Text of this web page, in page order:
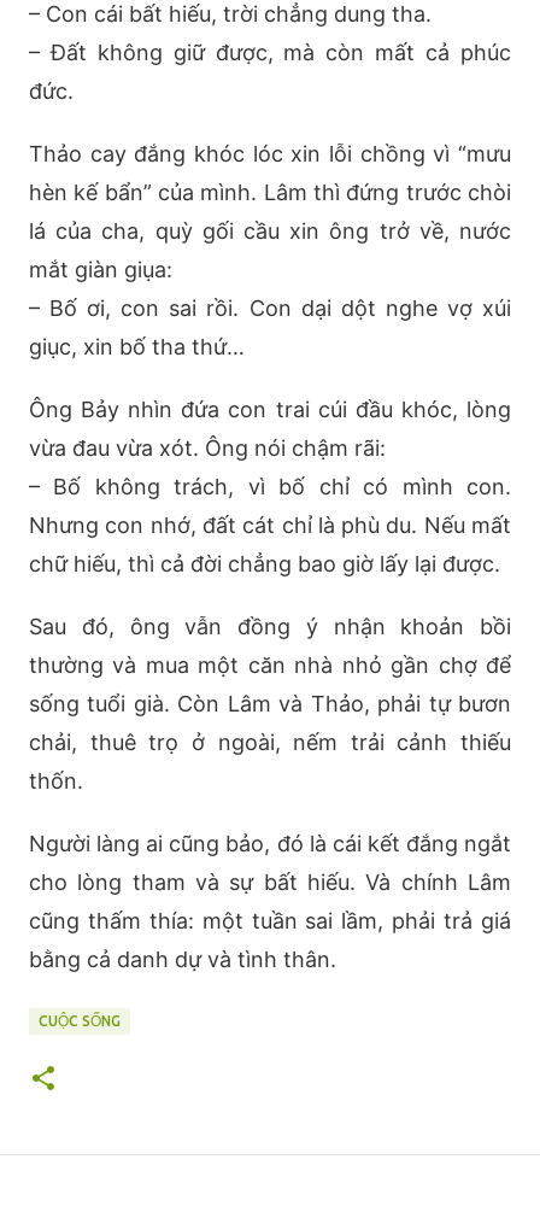
– Con cái bất hiếu, trời chẳng dung tha.
– Đất không giữ được, mà còn mất cả phúc
đức.
Thảo cay đắng khóc lóc xin lỗi chồng vì “mưu
hèn kế bẩn” của mình. Lâm thì đứng trước chòi
lá của cha, quỳ gối cầu xin ông trở về, nước
mắt giàn giụa:
– Bố ơi, con sai rồi. Con dại dột nghe vợ xúi
giục, xin bố tha thứ…
Ông Bảy nhìn đứa con trai cúi đầu khóc, lòng
vừa đau vừa xót. Ông nói chậm rãi:
– Bố không trách, vì bố chỉ có mình con.
Nhưng con nhớ, đất cát chỉ là phù du. Nếu mất
chữ hiếu, thì cả đời chẳng bao giờ lấy lại được.
Sau đó, ông vẫn đồng ý nhận khoản bồi
thường và mua một căn nhà nhỏ gần chợ để
sống tuổi già. Còn Lâm và Thảo, phải tự bươn
chải, thuê trọ ở ngoài, nếm trải cảnh thiếu
thốn.
Người làng ai cũng bảo, đó là cái kết đắng ngắt
cho lòng tham và sự bất hiếu. Và chính Lâm
cũng thấm thía: một tuần sai lầm, phải trả giá
bằng cả danh dự và tình thân.
CUỘC SỐNG